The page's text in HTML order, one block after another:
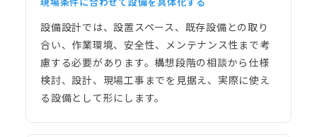
設備設計では、設置スペース、既存設備との取り
合い、作業環境、安全性、メンテナンス性まで考
慮する必要があります。構想段階の相談から仕様
検討、設計、現場工事までを見据え、実際に使え
る設備として形にします。